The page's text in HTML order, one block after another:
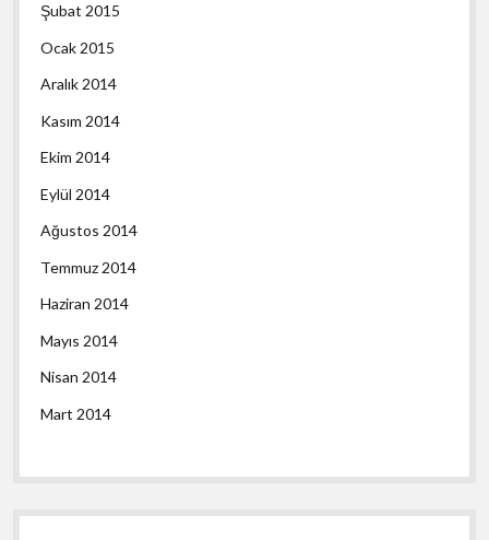
Şubat 2015
Ocak 2015
Aralık 2014
Kasım 2014
Ekim 2014
Eylül 2014
Ağustos 2014
Temmuz 2014
Haziran 2014
Mayıs 2014
Nisan 2014
Mart 2014